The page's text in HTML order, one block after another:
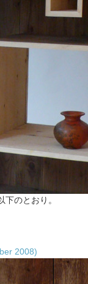
のとおり。
2008)